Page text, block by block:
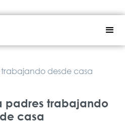
desde casa
padres trabajando
casa